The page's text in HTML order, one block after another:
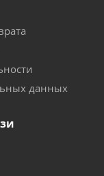
данных